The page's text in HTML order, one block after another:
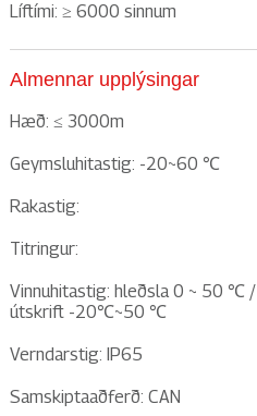
Líftími: ≥ 6000 sinnum
Almennar upplýsingar
Hæð: ≤ 3000m
Geymsluhitastig: -20~60 ℃
Rakastig:
Titringur:
Vinnuhitastig: hleðsla 0 ~ 50 ℃ /
útskrift -20℃~50 ℃
Verndarstig: IP65
Samskiptaaðferð: CAN